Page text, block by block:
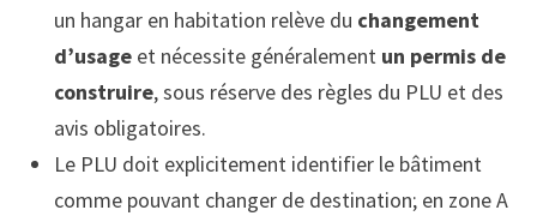
un hangar en habitation relève du changement
d’usageet nécessite généralement un permis de
construire, sous réserve des règles du PLU et des
avis obligatoires.
Le PLU doit explicitement identifier le bâtiment
comme pouvant changer de destination; en zone A